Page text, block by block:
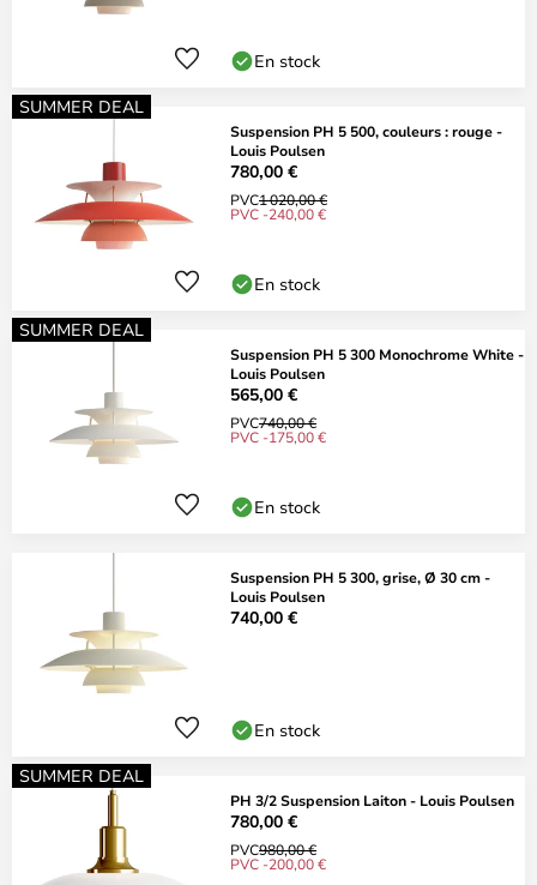
En stock
SUMMER DEAL
Suspension PH 5 500, couleurs : rouge -
Louis Poulsen
780,00 €
PVC1 020,00 €
PVC -240,00 €
En stock
SUMMER DEAL
Suspension PH 5 300 Monochrome White -
Louis Poulsen
565,00 €
PVC740,00 €
PVC -175,00 €
En stock
Suspension PH 5 300, grise, Ø 30 cm -
Louis Poulsen
740,00 €
En stock
SUMMER DEAL
PH 3/2 Suspension Laiton - Louis Poulsen
780,00 €
PVC980,00 €
PVC -200,00 €